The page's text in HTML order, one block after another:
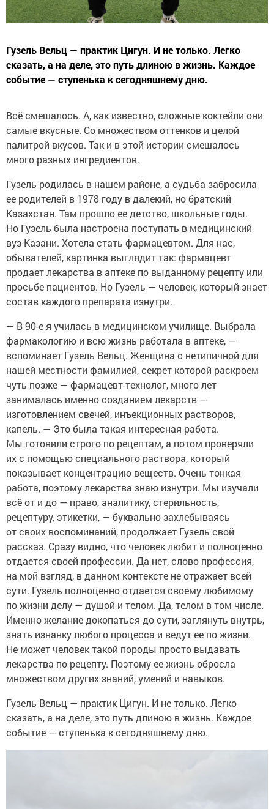
Гузель Вельц — практик Цигун. И не только. Легко
сказать, а на деле, это путь длиною в жизнь. Каждое
событие — ступенька к сегодняшнему дню.
Всё смешалось. А, как известно, сложные коктейли они
самые вкусные. Со множеством оттенков и целой
палитрой вкусов. Так и в этой истории смешалось
много разных ингредиентов.
Гузель родилась в нашем районе, а судьба забросила
ее родителей в 1978 году в далекий, но братский
Казахстан. Там прошло ее детство, школьные годы.
Но Гузель была настроена поступать в медицинский
вуз Казани. Хотела стать фармацевтом. Для нас,
обывателей, картинка выглядит так: фармацевт
продает лекарства в аптеке по выданному рецепту или
просьбе пациентов. Но Гузель — человек, который знает
состав каждого препарата изнутри.
— В 90-е я училась в медицинском училище. Выбрала
фармакологию и всю жизнь работала в аптеке, —
вспоминает Гузель Вельц. Женщина с нетипичной для
нашей местности фамилией, секрет которой раскроем
чуть позже — фармацевт-технолог, много лет
занималась именно созданием лекарств —
изготовлением свечей, инъекционных растворов,
капель. — Это была такая интересная работа.
Мы готовили строго по рецептам, а потом проверяли
их с помощью специального раствора, который
показывает концентрацию веществ. Очень тонкая
работа, поэтому лекарства знаю изнутри. Мы изучали
всё от и до — право, аналитику, стерильность,
рецептуру, этикетки, — буквально захлебываясь
от своих воспоминаний, продолжает Гузель свой
рассказ. Сразу видно, что человек любит и полноценно
отдается своей профессии. Да нет, слово профессия,
на мой взгляд, в данном контексте не отражает всей
сути. Гузель полноценно отдается своему любимому
по жизни делу — душой и телом. Да, телом в том числе.
Именно желание докопаться до сути, заглянуть внутрь,
знать изнанку любого процесса и ведут ее по жизни.
Не может человек такой породы просто выдавать
лекарства по рецепту. Поэтому ее жизнь обросла
множеством других знаний, умений и навыков.
Гузель Вельц — практик Цигун. И не только. Легко
сказать, а на деле, это путь длиною в жизнь. Каждое
событие — ступенька к сегодняшнему дню.